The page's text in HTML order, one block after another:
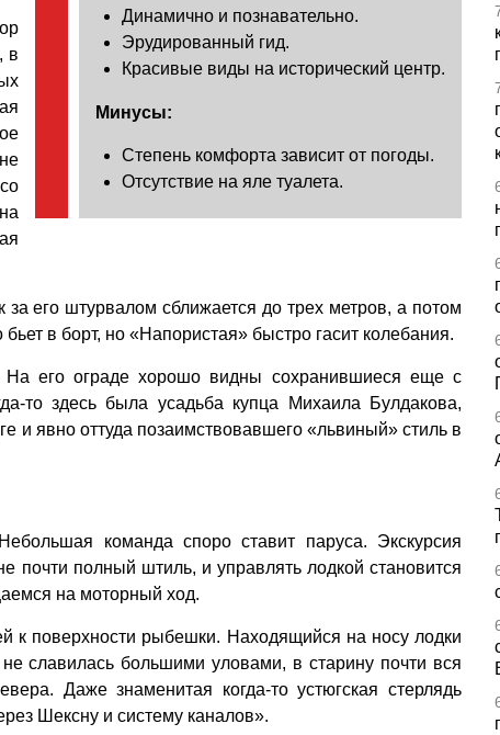
Динамично и познавательно.
Эрудированный гид.
Красивые виды на исторический центр.
Минусы:
Степень комфорта зависит от погоды.
Отсутствие на яле туалета.
в
его штурвалом сближается до трех метров, а потом
в борт, но «Напористая» быстро гасит колебания.
На его ограде хорошо видны сохранившиеся еще с
то здесь была усадьба купца Михаила Булдакова,
и явно оттуда позаимствовавшего «львиный» стиль в
команда споро ставит паруса. Экскурсия
почти полный штиль, и управлять лодкой становится
на моторный ход.
к поверхности рыбешки. Находящийся на носу лодки
славилась большими уловами, в старину почти вся
Даже знаменитая когда-то устюгская стерлядь
Шексну и систему каналов».